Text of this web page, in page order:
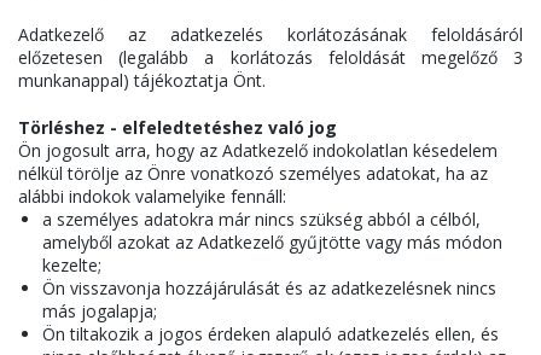
Adatkezelő az adatkezelés korlátozásának feloldásáról
előzetesen (legalább a korlátozás feloldását megelőző 3
munkanappal) tájékoztatja Önt.
Törléshez - elfeledtetéshez való jog
Ön jogosult arra, hogy az Adatkezelő indokolatlan késedelem
nélkül törölje az Önre vonatkozó személyes adatokat, ha az
alábbi indokok valamelyike fennáll:
a személyes adatokra már nincs szükség abból a célból,
amelyből azokat az Adatkezelő gyűjtötte vagy más módon
kezelte;
Ön visszavonja hozzájárulását és az adatkezelésnek nincs
más jogalapja;
Ön tiltakozik a jogos érdeken alapuló adatkezelés ellen, és